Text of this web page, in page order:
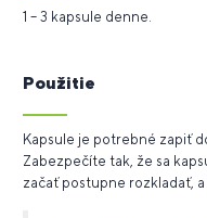
1 – 3 kapsule denne.
Použitie
Kapsule je potrebné zapiť
Zabezpečíte tak, že sa
začať postupne rozkladať,